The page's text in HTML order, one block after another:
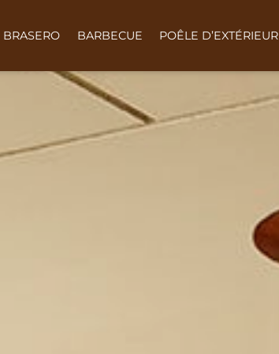
BRASERO BARBECUE POÊLE D’EXTÉRIEUR